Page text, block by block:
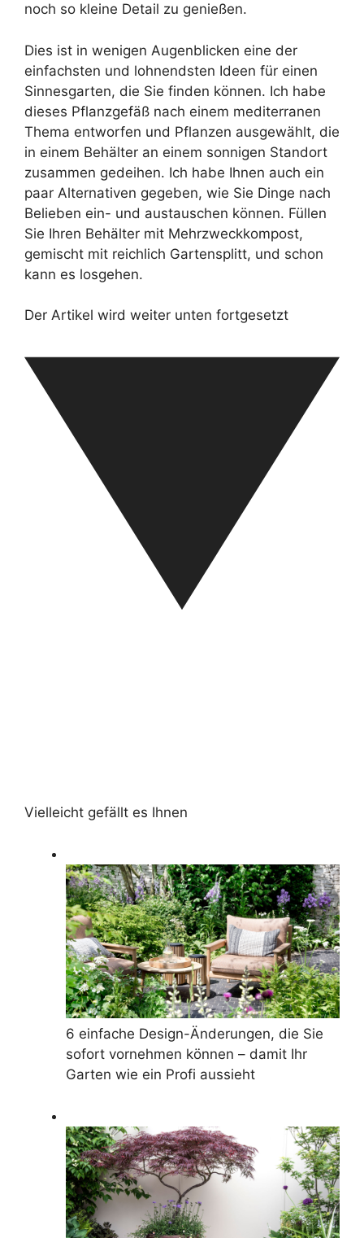
noch so kleine Detail zu genießen.
Dies ist in wenigen Augenblicken eine der
einfachsten und lohnendsten Ideen für einen
Sinnesgarten, die Sie finden können. Ich habe
dieses Pflanzgefäß nach einem mediterranen
Thema entworfen und Pflanzen ausgewählt, die
in einem Behälter an einem sonnigen Standort
zusammen gedeihen. Ich habe Ihnen auch ein
paar Alternativen gegeben, wie Sie Dinge nach
Belieben ein- und austauschen können. Füllen
Sie Ihren Behälter mit Mehrzweckkompost,
gemischt mit reichlich Gartensplitt, und schon
kann es losgehen.
Der Artikel wird weiter unten fortgesetzt
Vielleicht gefällt es Ihnen
6 einfache Design-Änderungen, die Sie
sofort vornehmen können – damit Ihr
Garten wie ein Profi aussieht